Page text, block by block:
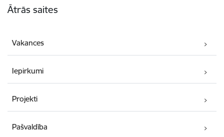
Ātrās saites
Vakances
Iepirkumi
Projekti
Pašvaldība